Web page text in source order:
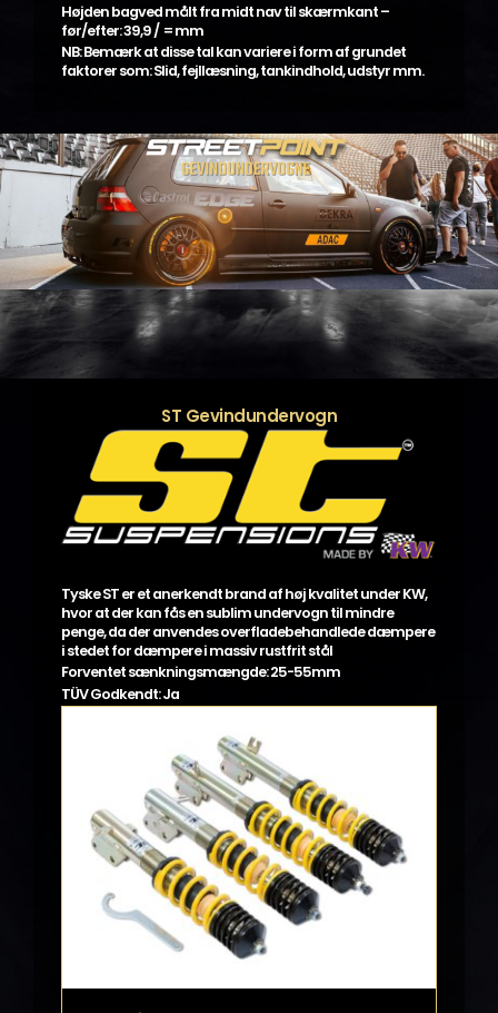
Højden bagved målt fra midt nav til skærmkant –
før/efter: 39,9 / = mm
NB: Bemærk at disse tal kan variere i form af grundet
faktorer som: Slid, fejllæsning, tankindhold, udstyr mm.
ST Gevindundervogn
Tyske ST er et anerkendt brand af høj kvalitet under KW,
hvor at der kan fås en sublim undervogn til mindre
penge, da der anvendes overfladebehandlede dæmpere
i stedet for dæmpere i massiv rustfrit stål
Forventet sænkningsmængde: 25-55mm
TÜV Godkendt: Ja